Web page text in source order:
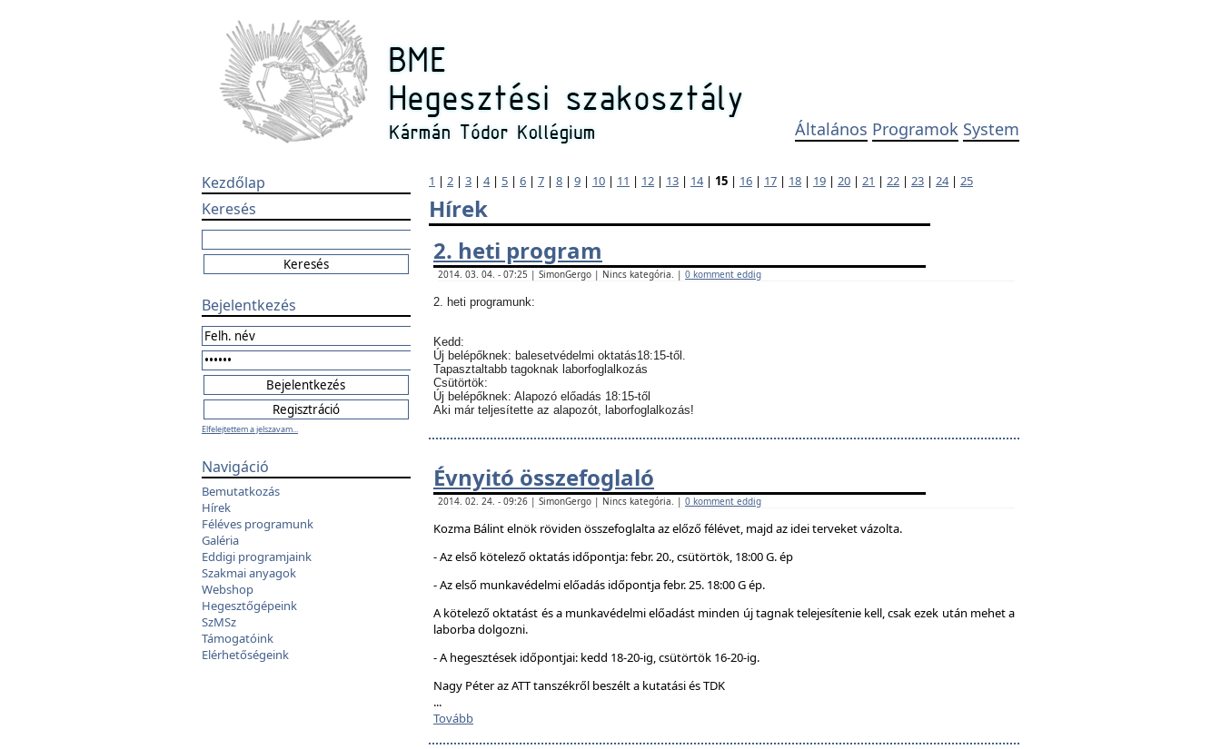
Általános Programok System
Kezdőlap
Keresés
Bejelentkezés
Elfelejtettem a jelszavam...
Navigáció
Bemutatkozás
Hírek
Féléves programunk
Galéria
Eddigi programjaink
Szakmai anyagok
Webshop
Hegesztőgépeink
SzMSz
Támogatóink
Elérhetőségeink
1 | 2 | 3 | 4| 5 | 6 | 7 | 8 | 9 | 10 | 11 | 12 | 13 | 14| 15 | 16 | 17 | 18 | 19 | 20 | 21 | 22 | 23 | 24| 25
Hírek
2. heti program
2014. 03. 04. - 07:25 | SimonGergo | Nincs kategória. | 0 komment eddig
2. heti programunk:
Kedd:
Új belépőknek: balesetvédelmi oktatás18:15-től.
Tapasztaltabb tagoknak laborfoglalkozás
Csütörtök:
Új belépőknek: Alapozó előadás 18:15-től
Aki már teljesítette az alapozót, laborfoglalkozás!
Évnyitó összefoglaló
2014. 02. 24. - 09:26 | SimonGergo | Nincs kategória. | 0 komment eddig
Kozma Bálint elnök röviden összefoglalta az előző félévet, majd az idei terveket vázolta.
- Az első kötelező oktatás időpontja: febr. 20., csütörtök, 18:00 G. ép
- Az első munkavédelmi előadás időpontja febr. 25. 18:00 G ép.
A kötelező oktatást és a munkavédelmi előadást minden új tagnak telejesítenie kell, csak ezek után mehet a
laborba dolgozni.
- A hegesztések időpontjai: kedd 18-20-ig, csütörtök 16-20-ig.
Nagy Péter az ATT tanszékről beszélt a kutatási és TDK
...
Tovább